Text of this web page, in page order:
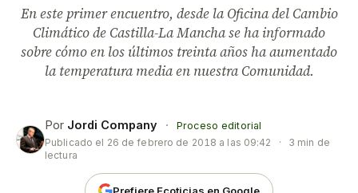
En este primer encuentro, desde la Oficina del Cambio
Climático de Castilla-La Mancha se ha informado
sobre cómo en los últimos treinta años ha aumentado
la temperatura media en nuestra Comunidad.
Por Jordi Company ·
Proceso editorial
Publicado el 26 de febrero de 2018 a las 09:42 ·
3 min de
lectura
Prefiere Ecoticias en Google